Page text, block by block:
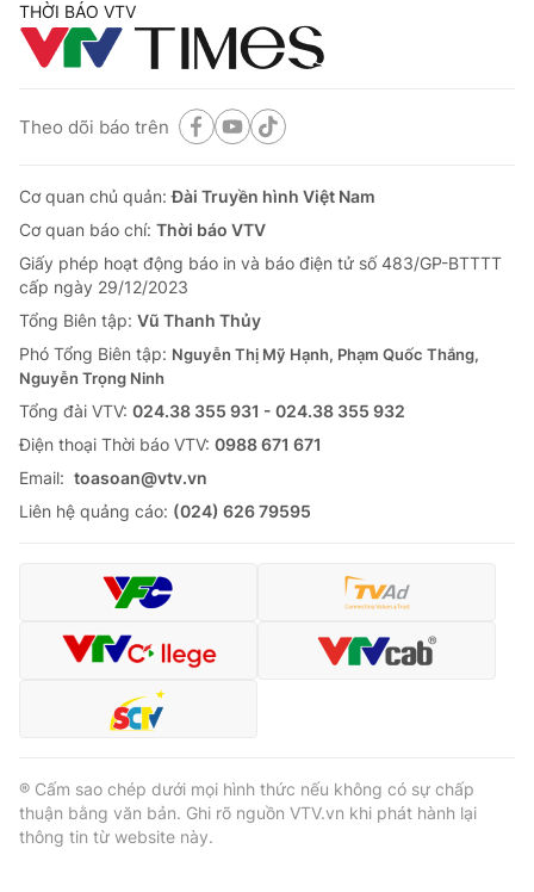
® Cấm sao chép dưới mọi hình thức nếu không có sự chấp
thuận bằng văn bản. Ghi rõ nguồn VTV.vn khi phát hành lại
thông tin từ website này.
THỜI BÁO VTV
Theo dõi báo trên
Cơ quan chủ quản:Đài Truyền hình Việt Nam
Cơ quan báo chí: Thời báo VTV
Giấy phép hoạt động báo in và báo điện tử số 483/GP-BTTTT
cấp ngày 29/12/2023
Tổng Biên tập: Vũ Thanh Thủy
Phó Tổng Biên tập: Nguyễn Thị Mỹ Hạnh, Phạm Quốc Thắng,
Nguyễn Trọng Ninh
Tổng đài VTV: 024.38 355 931 - 024.38 355 932
Ðiện thoại Thời báo VTV: 0988 671 671
Email: toasoan@vtv.vn
Liên hệ quảng cáo: (024) 626 79595
® Cấm sao chép dưới mọi hình thức nếu không có sự chấp
thuận bằng văn bản. Ghi rõ nguồn VTV.vn khi phát hành lại
thông tin từ website này.